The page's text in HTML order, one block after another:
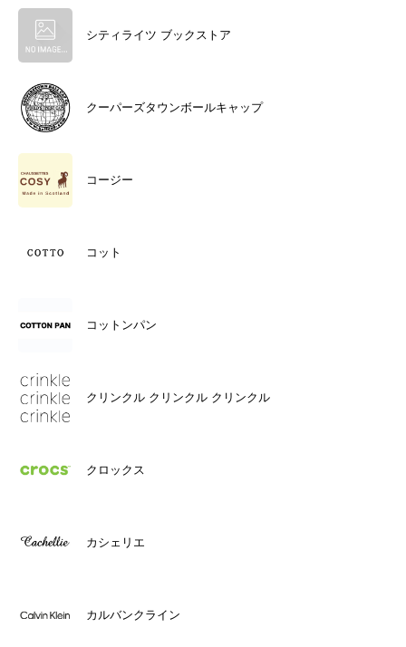
シティライツ ブックストア
クーパーズタウンボールキャップ
コージー
コット
コットンパン
クリンクル クリンクル クリンクル
クロックス
カシェリエ
カルバンクライン